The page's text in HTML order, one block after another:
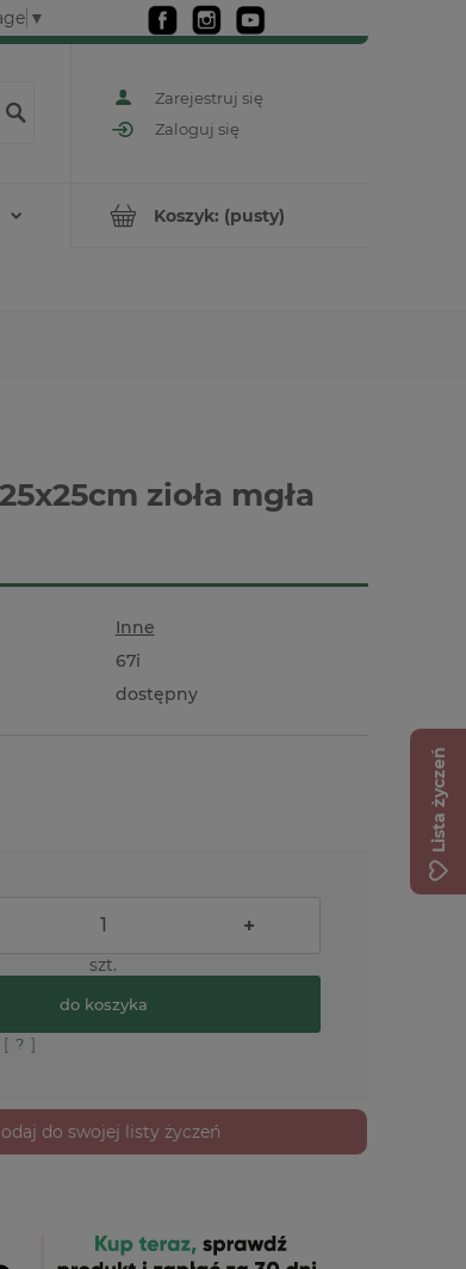
▼
Zarejestruj się
Zaloguj się
Koszyk: (pusty)
zioła mgła
Inne
67i
dostępny
+
szt.
do koszyka
[ ? ]
do swojej listy życzeń
Lista życzeń